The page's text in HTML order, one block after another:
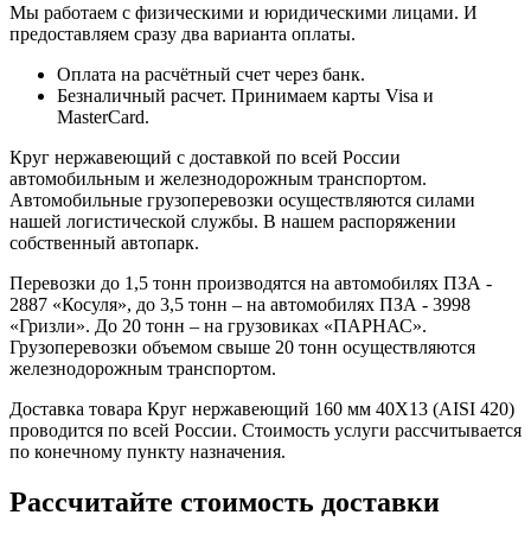
Мы работаем с физическими и юридическими лицами. И
предоставляем сразу два варианта оплаты.
Оплата на расчётный счет через банк.
Безналичный расчет. Принимаем карты Visa и
MasterCard.
Круг нержавеющий с доставкой по всей России
автомобильным и железнодорожным транспортом.
Автомобильные грузоперевозки осуществляются силами
нашей логистической службы. В нашем распоряжении
собственный автопарк.
Перевозки до 1,5 тонн производятся на автомобилях ПЗА -
2887 «Косуля», до 3,5 тонн – на автомобилях ПЗА - 3998
«Гризли». До 20 тонн – на грузовиках «ПАРНАС».
Грузоперевозки объемом свыше 20 тонн осуществляются
железнодорожным транспортом.
Доставка товара Круг нержавеющий 160 мм 40Х13 (AISI 420)
проводится по всей России. Стоимость услуги рассчитывается
по конечному пункту назначения.
Рассчитайте стоимость доставки